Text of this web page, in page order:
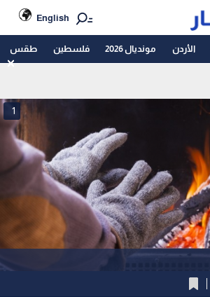
English
الأردن مونديال 2026 فلسطين طقس
1